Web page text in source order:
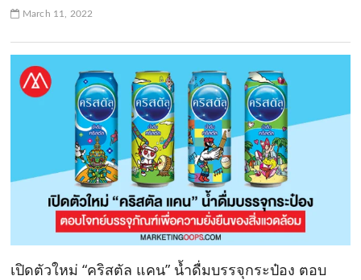
March 11, 2022
เปิดตัวใหม่ “คริสตัล แคน” น้ำดื่มบรรจุกระป๋อง ตอบ